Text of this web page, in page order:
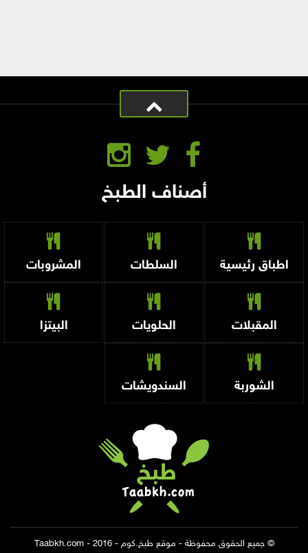
أصناف الطبخ
اطباق رئيسية السلطات المشروبات
المقبلات الحلويات البيتزا
الشوربة السندويشات
© جميع الحقوق محفوظة - موقع طبخ.كوم - Taabkh.com - 2016